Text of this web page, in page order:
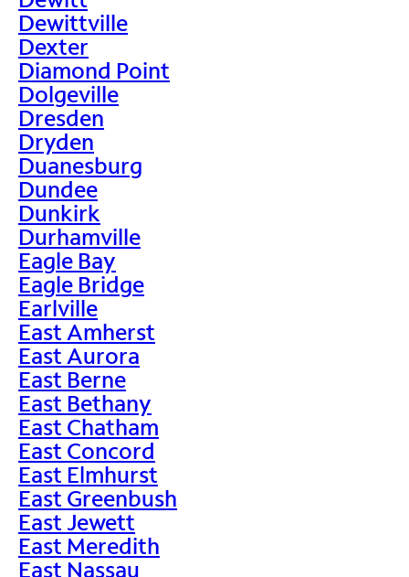
Dewittville
Dexter
Diamond Point
Dolgeville
Dresden
Dryden
Duanesburg
Dundee
Dunkirk
Durhamville
Eagle Bay
Eagle Bridge
Earlville
East Amherst
East Aurora
East Berne
East Bethany
East Chatham
East Concord
East Elmhurst
East Greenbush
East Jewett
East Meredith
East Nassau